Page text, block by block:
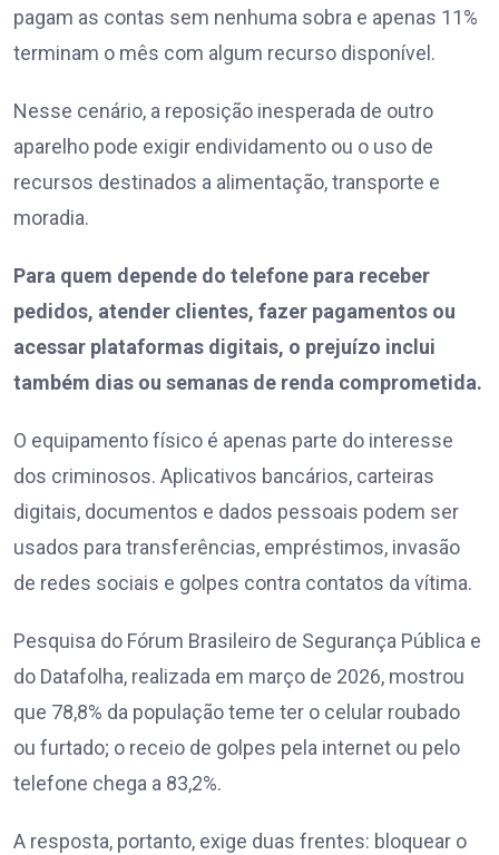
pagam as contas sem nenhuma sobra e apenas 11%
terminam o mês com algum recurso disponível.
Nesse cenário, a reposição inesperada de outro
aparelho pode exigir endividamento ou o uso de
recursos destinados a alimentação, transporte e
moradia.
Para quem depende do telefone para receber
pedidos, atender clientes, fazer pagamentos ou
acessar plataformas digitais, o prejuízo inclui
também dias ou semanas de renda comprometida.
O equipamento físico é apenas parte do interesse
dos criminosos. Aplicativos bancários, carteiras
digitais, documentos e dados pessoais podem ser
usados para transferências, empréstimos, invasão
de redes sociais e golpes contra contatos da vítima.
Pesquisa do Fórum Brasileiro de Segurança Pública e
do Datafolha, realizada em março de 2026, mostrou
que 78,8% da população teme ter o celular roubado
ou furtado; o receio de golpes pela internet ou pelo
telefone chega a 83,2%.
A resposta, portanto, exige duas frentes: bloquear o